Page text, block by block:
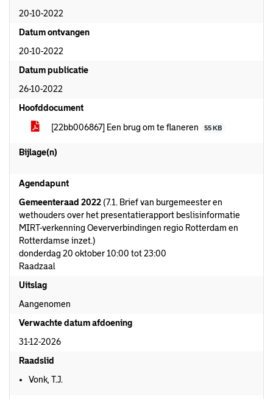
20-10-2022
Datum ontvangen
20-10-2022
Datum publicatie
26-10-2022
Hoofddocument
[22bb006867] Een brug om te flaneren
55 KB
Bijlage(n)
Agendapunt
Gemeenteraad 2022 (7.1. Brief van burgemeester en
wethouders over het presentatierapport beslisinformatie
MIRT-verkenning Oeververbindingen regio Rotterdam en
Rotterdamse inzet.)
donderdag 20 oktober 10:00 tot 23:00
Raadzaal
Uitslag
Aangenomen
Verwachte datum afdoening
31-12-2026
Raadslid
Vonk, T.J.